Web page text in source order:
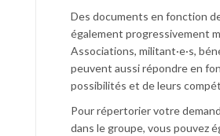
Des documents en fonction
également progressivement
Associations, militant·e·s,
peuvent aussi répondre en
possibilités et de leurs
Pour répertorier votre
dans le groupe, vous pouvez